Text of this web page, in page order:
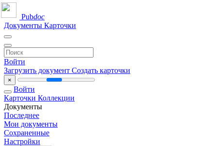
Pubdoc
Документы Карточки
Войти
Загрузить документ Создать карточки
×
Войти
Карточки Коллекции
Документы
Последнее
Мои документы
Сохраненные
Настройки